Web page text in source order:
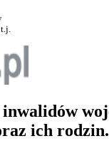
ich rodzin.